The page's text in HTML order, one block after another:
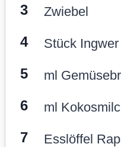
Zwiebel
Stück
ml
ml
Esslöffel